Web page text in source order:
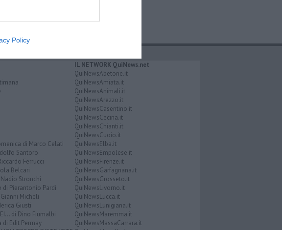
Policy
di Marco Celati
Santoro
Ferrucci
Belcari
Stronchi
di Pierantonio Pardi
Micheli
Giusti
di Dino Fiumalbi
di Edit Permay
IL NETWORK QuiNews.net
QuiNewsAbetone.it
QuiNewsAmiata.it
QuiNewsAnimali.it
QuiNewsArezzo.it
QuiNewsCasentino.it
QuiNewsCecina.it
QuiNewsChianti.it
QuiNewsCuoio.it
QuiNewsElba.it
QuiNewsEmpolese.it
QuiNewsFirenze.it
QuiNewsGarfagnana.it
QuiNewsGrosseto.it
QuiNewsLivorno.it
QuiNewsLucca.it
QuiNewsLunigiana.it
QuiNewsMaremma.it
QuiNewsMassaCarrara.it